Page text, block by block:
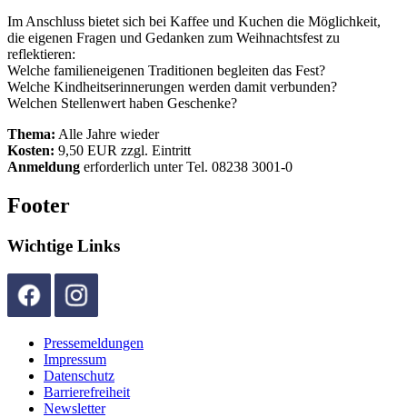
Im Anschluss bietet sich bei Kaffee und Kuchen die Möglichkeit,
die eigenen Fragen und Gedanken zum Weihnachtsfest zu
reflektieren:
Welche familieneigenen Traditionen begleiten das Fest?
Welche Kindheitserinnerungen werden damit verbunden?
Welchen Stellenwert haben Geschenke?
Thema: Alle Jahre wieder
Kosten: 9,50 EUR zzgl. Eintritt
Anmeldung erforderlich unter Tel. 08238 3001-0
Footer
Wichtige Links
Pressemeldungen
Impressum
Datenschutz
Barrierefreiheit
Newsletter